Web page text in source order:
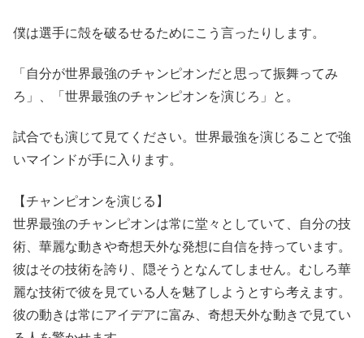
僕は選手に殻を破るせるためにこう言ったりします。
「自分が世界最強のチャンピオンだと思って振舞ってみ
ろ」、「世界最強のチャンピオンを演じろ」と。
試合でも演じて見てください。世界最強を演じることで強
いマインドが手に入ります。
【チャンピオンを演じる】
世界最強のチャンピオンは常に堂々としていて、自分の技
術、華麗な動きや奇想天外な発想に自信を持っています。
彼はその技術を誇り、隠そうとなんてしません。むしろ華
麗な技術で彼を見ている人を魅了しようとすら考えます。
彼の動きは常にアイデアに富み、奇想天外な動きで見てい